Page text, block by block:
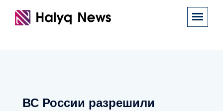
ВС России разрешили